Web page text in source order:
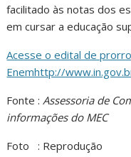
facilitado às notas dos
em cursar a educação
Acesse o edital de
Enemhttp://
Fonte : Assessoria de
informações do MEC
Foto : Reprodução